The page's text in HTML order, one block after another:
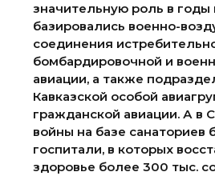
значительную роль в годы
базировались военно-
соединения
бомбардировочной и
авиации, а также
Кавказской особой
гражданской авиации. А в
войны на базе санаториев
госпитали, в которых
здоровье более 300 тыс.